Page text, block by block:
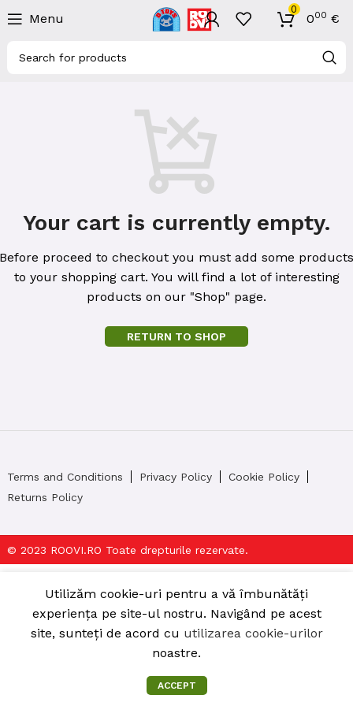
Menu
0
000 €
Your cart is currently empty.
Before proceed to checkout you must add some products
to your shopping cart. You will find a lot of interesting
products on our "Shop" page.
RETURN TO SHOP
Terms and Conditions Privacy Policy
Cookie Policy
Returns Policy
© 2023 ROOVI.RO Toate drepturile rezervate.
Utilizăm cookie-uri pentru a vă îmbunătăți
experiența pe site-ul nostru. Navigând pe acest
site, sunteți de acord cu utilizarea cookie-urilor
noastre.
ACCEPT